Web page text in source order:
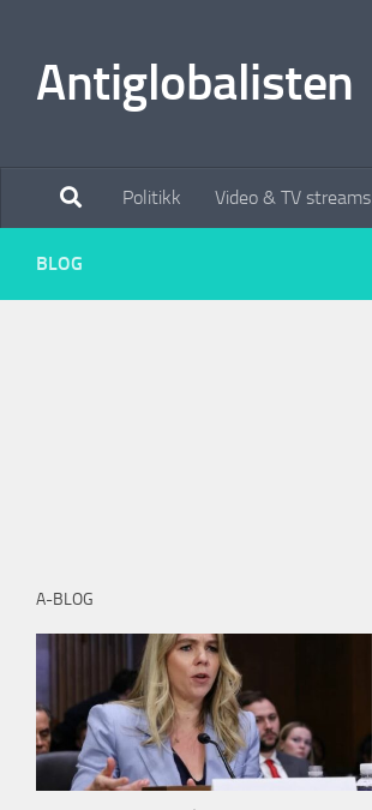
Antiglobalisten
Politikk Video & TV streams
BLOG
A-BLOG